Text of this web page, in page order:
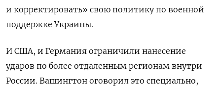
и корректировать» свою политику по военной
поддержке Украины.
И США, и Германия ограничили нанесение
ударов по более отдаленным регионам внутри
России. Вашингтон оговорил это специально,